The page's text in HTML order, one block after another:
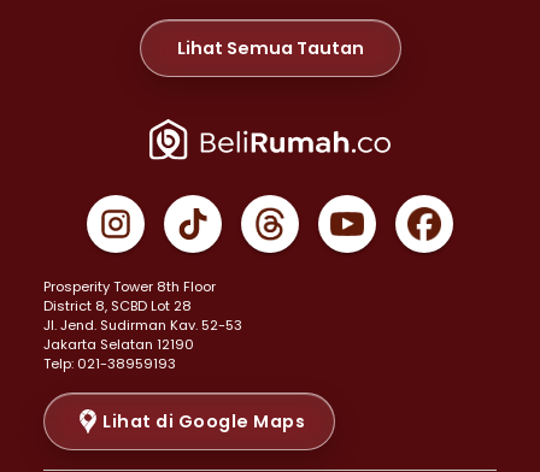
Properti Dijual di Meruya >
Properti Dijual di Jelambar >
Properti Dijual di Jakarta Pusat >
Properti Dijual di Gambir >
Properti Dijual di Johar Baru >
Properti Dijual di Menteng >
Properti Dijual di Senen >
Properti Dijual di Tanah Abang >
Properti Dijual di Cikini >
Properti Dijual di Kramat >
Properti Dijual di Pasar Baru >
Properti Dijual di Bendungan Hilir >
Lihat Semua Tautan
Prosperity Tower 8th Floor
District 8, SCBD Lot 28
JI. Jend. Sudirman Kav. 52-53
Jakarta Selatan 12190
Telp: 021-38959193
Lihat di Google Maps